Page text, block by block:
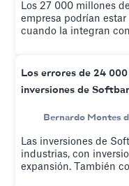
Los 27 000 millones
empresa podrían
cuando la integran
Los errores de 24
inversiones de
Bernardo Montes
Las inversiones de
industrias, con
expansión. También